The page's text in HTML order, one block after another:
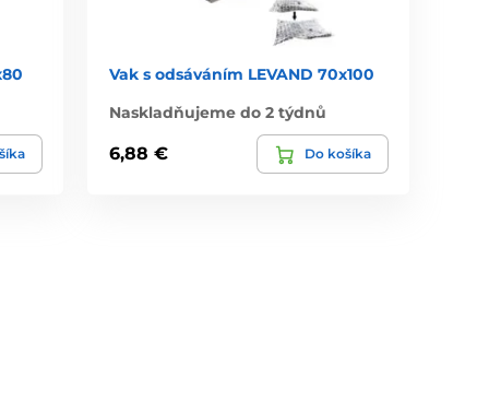
Vak s odsáváním LEVAND 70x100
Naskladňujeme do 2 týdnů
6,88 € Do košíka